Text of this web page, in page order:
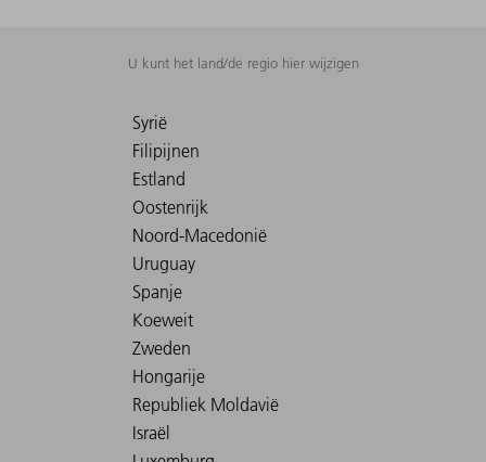
U kunt het land/de regio hier wijzigen